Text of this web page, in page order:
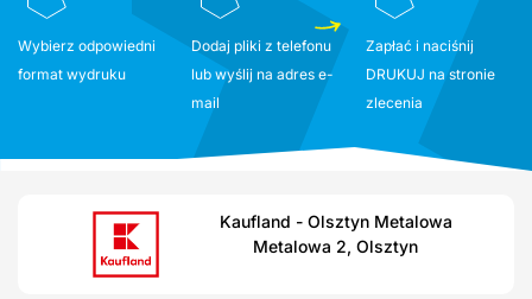
Wybierz odpowiedni
format wydruku
Dodaj pliki z telefonu
lub wyślij na adres e-
mail
Zapłać i naciśnij
DRUKUJ na stronie
zlecenia
Kaufland - Olsztyn Metalowa
Metalowa 2, Olsztyn